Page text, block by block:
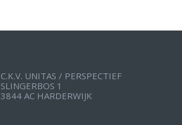
C.K.V. UNITAS / PERSPECTIEF
SLINGERBOS 1
3844 AC HARDERWIJK